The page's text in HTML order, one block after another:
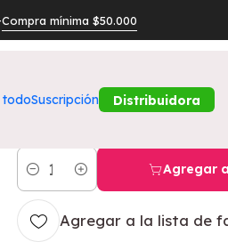
todoSuscripción Distribuidora
Compra mínima $50.000
Efecto Ruso Medium 12MM -
Pestañas
12MM - PFIFFERY
Cantidad
Agregar
Agregar a la lista de